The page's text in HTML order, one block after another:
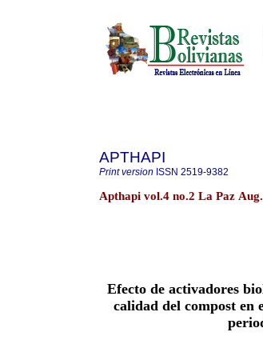
APTHAPI
Print version ISSN 2519-9382
Apthapi vol.4 no.2 La Paz
Efecto de activadores
calidad del compost en